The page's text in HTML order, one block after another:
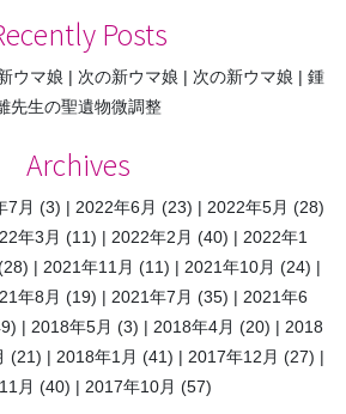
Posts
ウマ娘 次の新ウマ娘 次の新ウマ娘
鍾
先生の聖遺物微調整
Archives
7月 (3) 2022年6月 (23) 2022年5月 (28)
年3月 (11) 2022年2月 (40)
2022年1
2021年11月 (11) 2021年10月 (24)
年8月 (19) 2021年7月 (35)
2021年6
2018年5月 (3) 2018年4月 (20)
2018
(21) 2018年1月 (41) 2017年12月 (27)
月 (40) 2017年10月 (57)